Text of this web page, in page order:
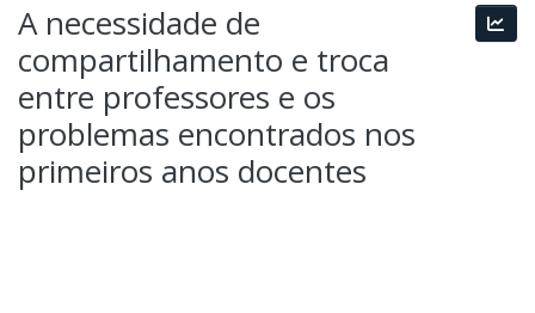
Canais
ESTATÍSTICAS
SOBRE
A necessidade de
compartilhamento e troca
entre professores e os
problemas encontrados nos
primeiros anos docentes